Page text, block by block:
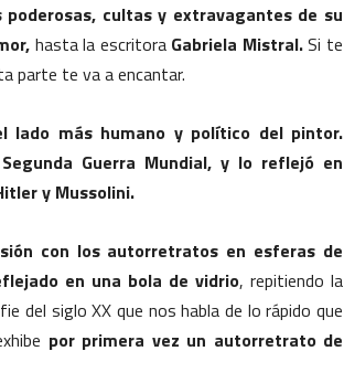
cultas y extravagantes de su
hasta la escritoraGabriela Mistral.Si te
parte te va a encantar.
lado más humano y político del pintor.
Segunda Guerra Mundial, y lo reflejó en
y Mussolini.
con los autorretratos en esferas de
en una bola de vidrio, repitiendo la
del siglo XX que nos habla de lo rápido que
por primera vez un autorretrato de